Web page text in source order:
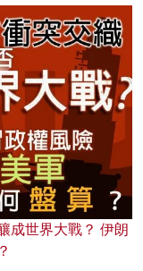
成世界大戰？ 伊朗